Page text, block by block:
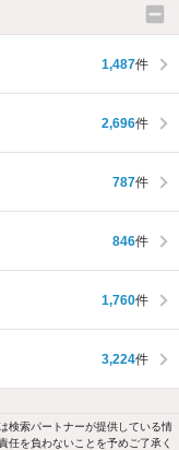
1,487件
2,696件
787件
846件
1,760件
3,224件
検索パートナーが提供している情
任を負わないことを予めご了承く